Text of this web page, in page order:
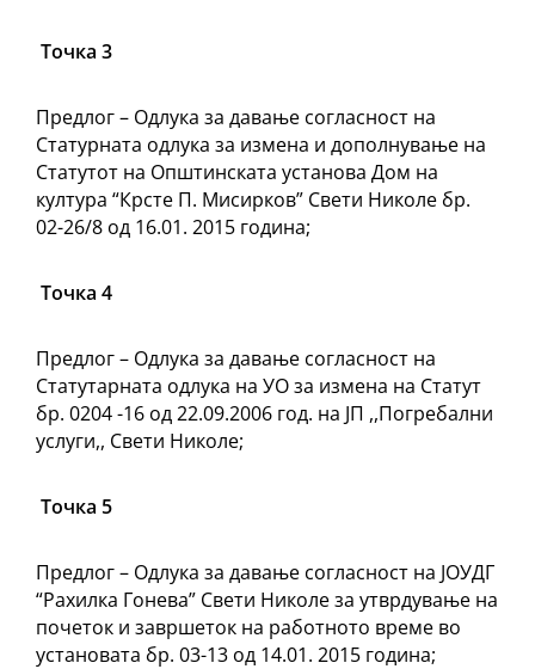
Точка 3
Предлог – Одлука за давање согласност на
Статурната одлука за измена и дополнување на
Статутот на Општинската установа Дом на
култура “Крсте П. Мисирков” Свети Николе бр.
02-26/8 од 16.01. 2015 година;
Точка 4
Предлог – Одлука за давање согласност на
Статутарната одлука на УО за измена на Статут
бр. 0204 -16 од 22.09.2006 год. на ЈП ,,Погребални
услуги,, Свети Николе;
Точка 5
Предлог – Одлука за давање согласност на ЈОУДГ
“Рахилка Гонева” Свети Николе за утврдување на
почеток и завршеток на работното време во
установата бр. 03-13 од 14.01. 2015 година;